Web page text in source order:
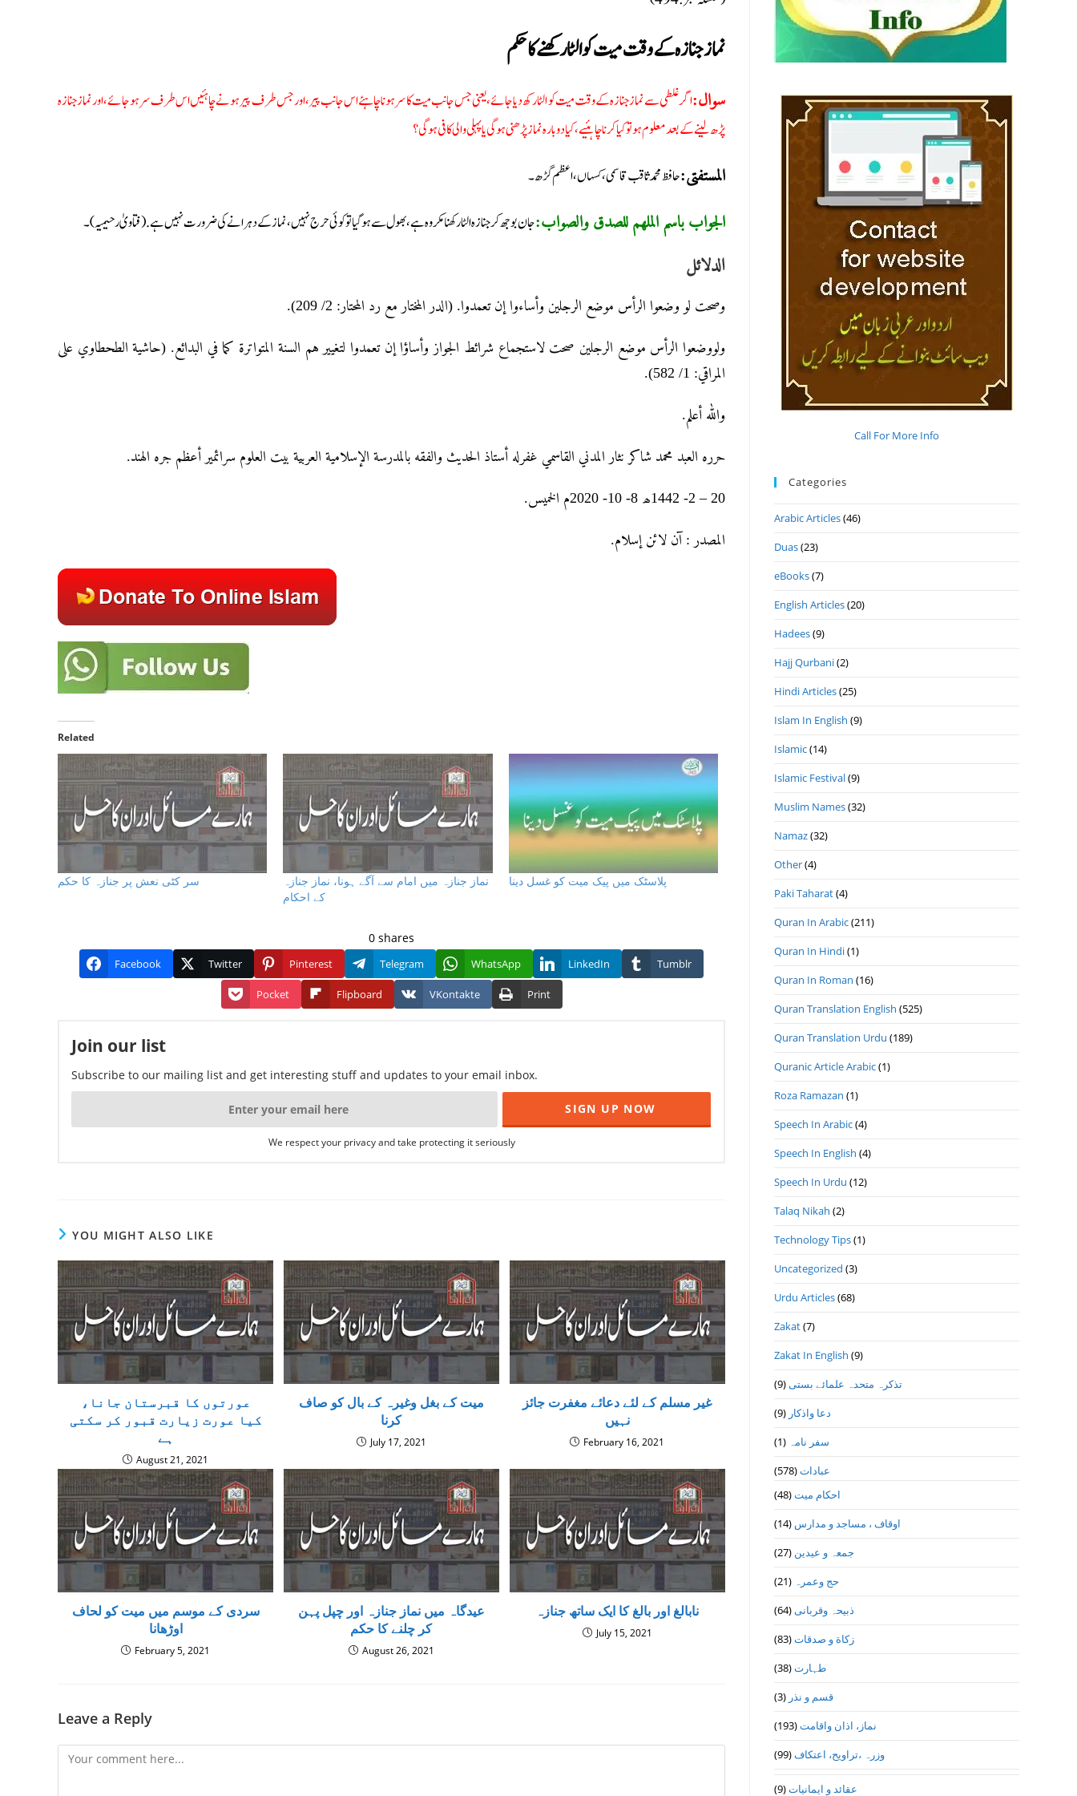
نماز جنازہ کے وقت میت کو الٹا رکھنے کا حکم
سوال:اگر غلطی سے نماز جنازہ کے وقت میت کو الٹا رکھ دیا جائے، یعنی جس جانب میت کا سر ہونا چاہئے اس جانب پیر، اور جس طرف پیر ہونے چاہئیں اس طرف سر ہوجائے، اور نماز جنازہ
پڑھ لینے کے بعد معلوم ہو تو کیا کرنا چاہئیے، کیا دوبارہ نماز پڑھنی ہوگی یا پہلی والی کافی ہوگی؟
المستفتی:حافظ محمد ثاقب قاسمی، کسہاں، اعظم گڑھ۔
الجواب باسم الملھم للصدق والصواب:جان بوجھ کر جنازہ الٹا رکھنا مکروہ ہے، بھول سے ہوگیا تو کوئی حرج نہیں، نماز کے دہرانے کی ضرورت نہیں ہے. (فتاویٰ رحیمیہ)۔
الدلائل
وصحت لو وضعوا الرأس موضع الرجلين وأساءوا إن تعمدوا. (الدر المختار مع رد المحتار: 2/ 209).
ولووضعوا الرأس موضع الرجلين صحت لاستجماع شرائط الجواز وأساؤا إن تعمدوا لتغيير هم السنة المتواترة كما في البدائع. (حاشية الطحطاوي على
المراقي: 1/ 582).
والله أعلم.
حرره العبد محمد شاکر نثار المدني القاسمي غفرله أستاذ الحديث والفقه بالمدرسة الإسلامية العربية بيت العلوم سرائمير أعظم جره الهند.
20 – 2- 1442ھ 8- 10- 2020م الخمیس.
المصدر : آن لائن إسلام.
Related
سر کٹی نعش پر جنازہ کا حکم
نماز جنازہ میں امام سے آگے ہونا، نماز جنازہ
کے احکام
پلاسٹک میں پیک میت کو غسل دینا
0 shares
Facebook Twitter Pinterest Telegram WhatsApp LinkedIn Tumblr
Pocket Flipboard VKontakte Print
Join our list
Subscribe to our mailing list and get interesting stuff and updates to your email inbox.
We respect your privacy and take protecting it seriously
YOU MIGHT ALSO LIKE
عورتوں کا قبرستان جانا،
کیا عورت زیارت قبور کر سکتی
ہے
August 21, 2021
میت کے بغل وغیرہ کے بال کو صاف
کرنا
July 17, 2021
غیر مسلم کے لئے دعائے مغفرت جائز
نہیں
February 16, 2021
سردی کے موسم میں میت کو لحاف
اوڑھانا
February 5, 2021
عیدگاہ میں نماز جنازہ اور چپل پہن
کر چلنے کا حکم
August 26, 2021
نابالغ اور بالغ کا ایک ساتھ جنازہ
July 15, 2021
Leave a Reply
Comment
Call For More Info
Categories
Arabic Articles(46)
Duas(23)
eBooks(7)
English Articles(20)
Hadees(9)
Hajj Qurbani(2)
Hindi Articles(25)
Islam In English (9)
Islamic(14)
Islamic Festival(9)
Muslim Names(32)
Namaz(32)
Other(4)
Paki Taharat(4)
Quran In Arabic(211)
Quran In Hindi(1)
Quran In Roman (16)
Quran Translation English (525)
Quran Translation Urdu (189)
Quranic Article Arabic(1)
Roza Ramazan (1)
Speech In Arabic(4)
Speech In English (4)
Speech In Urdu (12)
Talaq Nikah (2)
Technology Tips(1)
Uncategorized (3)
Urdu Articles(68)
Zakat(7)
Zakat In English (9)
تذكرہ متحدہ علمائے بستى(9)
دعا واذكار (9)
سفر نامہ (1)
عبادات(578)
احکام میت(48)
اوقاف ، مساجد و مدارس (14)
جمعہ و عیدین (27)
حج وعمرہ (21)
ذبیحہ وقربانی(64)
زکاة و صدقات(83)
طہارت(38)
قسم و نذر (3)
نماز، اذان واقامت(193)
وزرہ ،تراويح، اعتكاف(99)
عقائد و ایمانیات(9)